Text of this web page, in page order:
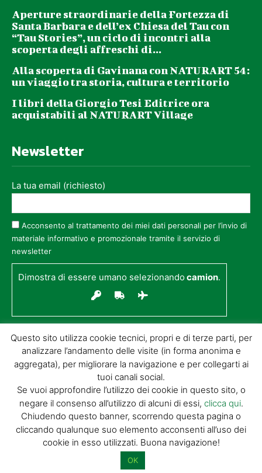
Aperture straordinarie della Fortezza di
Santa Barbara e dell’ex Chiesa del Tau con
“Tau Stories”, un ciclo di incontri alla
scoperta degli affreschi di...
Alla scoperta di Gavinana con NATURART 54:
un viaggio tra storia, cultura e territorio
I libri della Giorgio Tesi Editrice ora
acquistabili al NATURART Village
Newsletter
La tua email (richiesto)
Acconsento al trattamento dei miei dati personali per l’invio di
materiale informativo e promozionale tramite il servizio di
newsletter
Dimostra di essere umano selezionandocamion.
© GIORGIO TESI EDITRICE S.R.L. | P.IVA
01732650476 | VIA DI BADIA 14 – 51100 LOC.
BOTTEGONE (PISTOIA) |POWERED BY
ALLYMIND
Cookie Policy
Condizioni
di vendita|Site Map
Questo sito utilizza cookie tecnici, propri e di terze parti, per
analizzare l’andamento delle visite (in forma anonima e
aggregata), per migliorare la navigazione e per collegarti ai
tuoi canali social.
Se vuoi approfondire l’utilizzo dei cookie in questo sito, o
negare il consenso all’utilizzo di alcuni di essi, clicca qui.
Chiudendo questo banner, scorrendo questa pagina o
cliccando qualunque suo elemento acconsenti all’uso dei
cookie in esso utilizzati. Buona navigazione!
OK